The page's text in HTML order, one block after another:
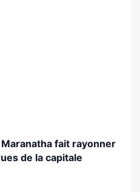
fait rayonner
de la capitale